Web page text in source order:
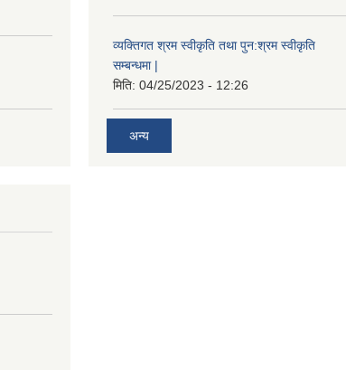
व्यक्तिगत श्रम स्वीकृति तथा पुन:श्रम स्वीकृति
सम्बन्धमा |
मिति: 04/25/2023 - 12:26
अन्य